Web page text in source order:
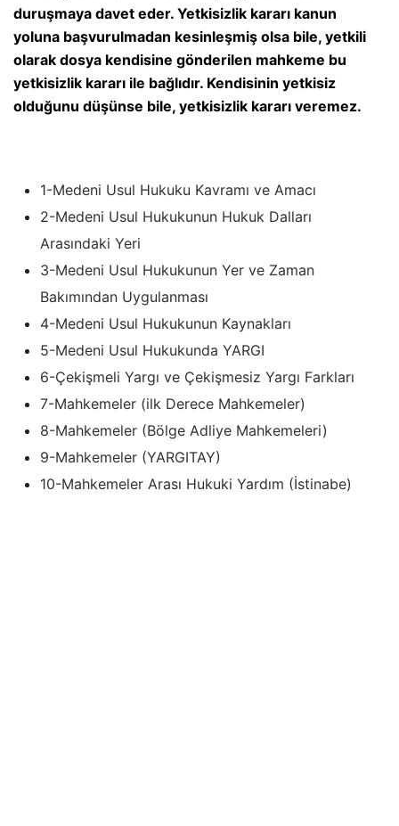
duruşmaya davet eder. Yetkisizlik kararı kanun
yoluna başvurulmadan kesinleşmiş olsa bile, yetkili
olarak dosya kendisine gönderilen mahkeme bu
yetkisizlik kararı ile bağlıdır. Kendisinin yetkisiz
olduğunu düşünse bile, yetkisizlik kararı veremez.
1-Medeni Usul Hukuku Kavramı ve Amacı
2-Medeni Usul Hukukunun Hukuk Dalları
Arasındaki Yeri
3-Medeni Usul Hukukunun Yer ve Zaman
Bakımından Uygulanması
4-Medeni Usul Hukukunun Kaynakları
5-Medeni Usul Hukukunda YARGI
6-Çekişmeli Yargı ve Çekişmesiz Yargı Farkları
7-Mahkemeler (ilk Derece Mahkemeler)
8-Mahkemeler (Bölge Adliye Mahkemeleri)
9-Mahkemeler (YARGITAY)
10-Mahkemeler Arası Hukuki Yardım (İstinabe)